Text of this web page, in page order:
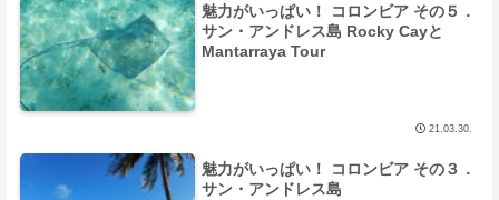
魅力がいっぱい！ コロンビア その５．
サン・アンドレス島 Rocky Cayと
Mantarraya Tour
21.03.30.
魅力がいっぱい！ コロンビア その３．
サン・アンドレス島